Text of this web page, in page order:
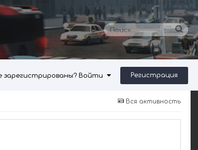
зарегистрированы? Войти Регистрация
Вся активность